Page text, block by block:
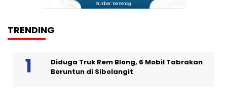
Sumber: Kemenag
TRENDING
Diduga Truk Rem Blong, 6 Mobil Tabrakan
Beruntun di Sibolangit